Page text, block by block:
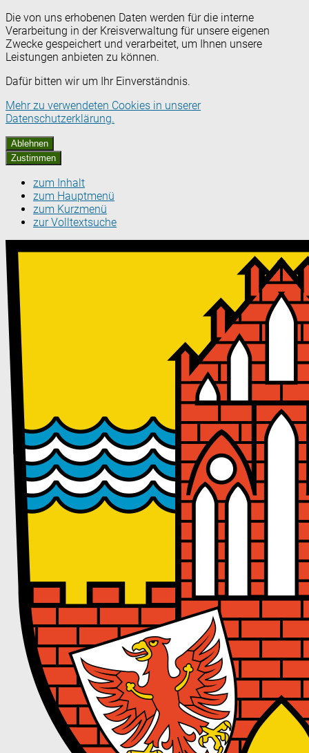
Die von uns erhobenen Daten werden für die interne
Verarbeitung in der Kreisverwaltung für unsere eigenen
Zwecke gespeichert und verarbeitet, um Ihnen unsere
Leistungen anbieten zu können.
Dafür bitten wir um Ihr Einverständnis.
Mehr zu verwendeten Cookies in unserer
Datenschutzerklärung.
Ablehnen
Zustimmen
zum Inhalt
zum Hauptmenü
zum Kurzmenü
zur Volltextsuche